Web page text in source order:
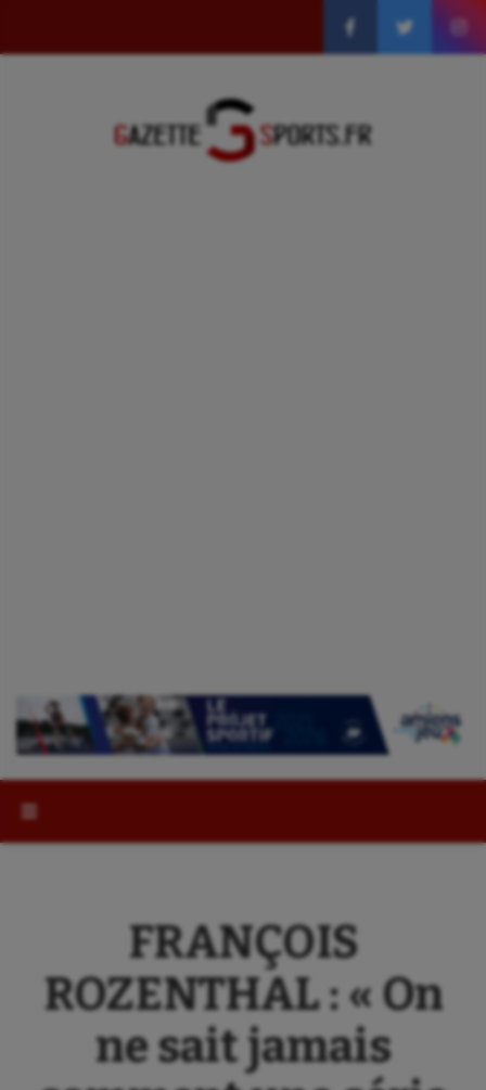
FRANÇOIS
ROZENTHAL : « On
ne sait jamais